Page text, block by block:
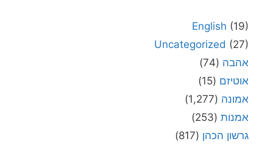
English (19)
Uncategorized (27)
אהבה (74)
אוטיזם (15)
אמונה (1,277)
אמנות (253)
גרשון הכהן (817)